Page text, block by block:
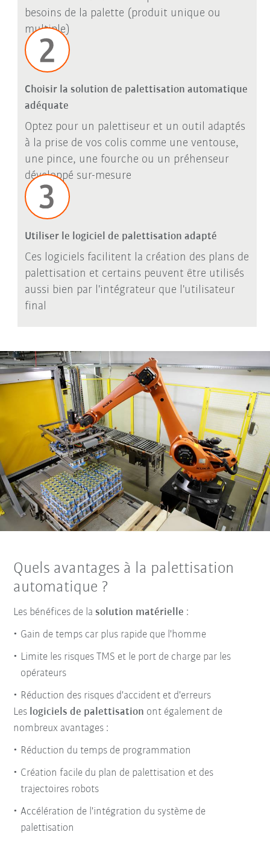
besoins de la palette (produit unique ou
multiple)
Choisir la solution de palettisation automatique
adéquate
Optez pour un palettiseur et un outil adaptés
à la prise de vos colis comme une ventouse,
une pince, une fourche ou un préhenseur
développé sur-mesure
Utiliser le logiciel de palettisation adapté
Ces logiciels facilitent la création des plans de
palettisation et certains peuvent être utilisés
aussi bien par l'intégrateur que l'utilisateur
final
Quels avantages à la palettisation
automatique ?
Les bénéfices de lasolution matérielle :
Gain de temps car plus rapide que l'homme
Limite les risques TMS et le port de charge par les
opérateurs
Réduction des risques d'accident et d'erreurs
Les logiciels de palettisation ont également de
nombreux avantages :
Réduction du temps de programmation
Création facile du plan de palettisation et des
trajectoires robots
Accélération de l'intégration du système de
palettisation